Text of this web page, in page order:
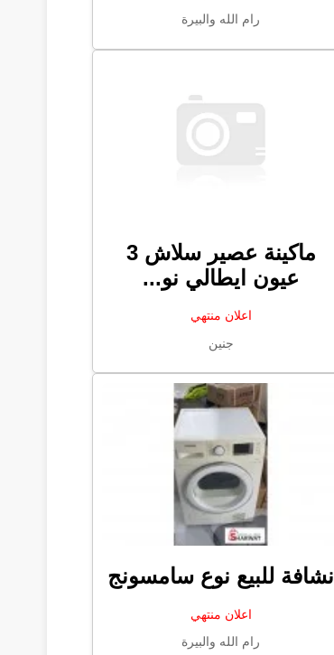
رام الله والبيرة
ماكينة عصير سلاش 3
عيون ايطالي نو...
اعلان منتهي
جنين
نشافة للبيع نوع سامسونج
اعلان منتهي
رام الله والبيرة